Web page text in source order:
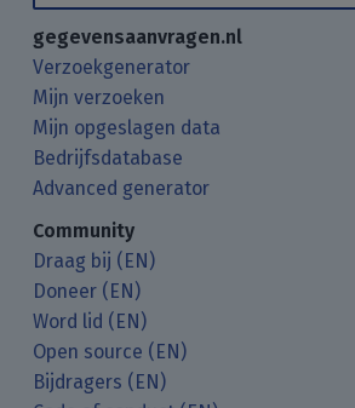
gegevensaanvragen.nl
Verzoekgenerator
Mijn verzoeken
Mijn opgeslagen data
Bedrijfsdatabase
Advanced generator
Community
Draag bij (EN)
Doneer (EN)
Word lid (EN)
Open source (EN)
Bijdragers (EN)